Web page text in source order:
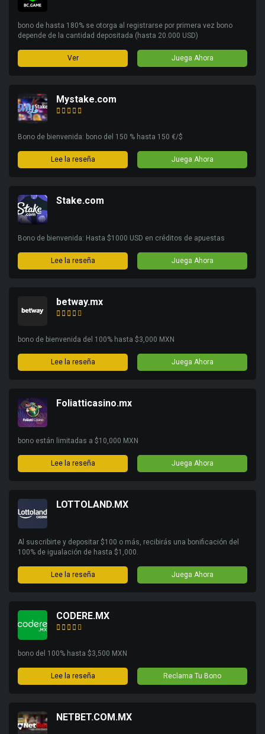
bono de hasta 180% se otorga al registrarse por primera vez bono
depende de la cantidad depositada (hasta 20.000 USD)
Ver Juega Ahora
Mystake.com
Bono de bienvenida: bono del 150 % hasta 150 €/$
Lee la reseña Juega Ahora
Stake.com
Bono de bienvenida: Hasta $1000 USD en créditos de apuestas
Lee la reseña Juega Ahora
betway.mx
bono de bienvenida del 100% hasta $3,000 MXN
Lee la reseña Juega Ahora
Foliatticasino.mx
bono están limitadas a $10,000 MXN
Lee la reseña Juega Ahora
LOTTOLAND.MX
Al suscribirte y depositar $100 o más, recibirás una bonificación del
100% de igualación de hasta $1,000.
Lee la reseña Juega Ahora
CODERE.MX
bono del 100% hasta $3,500 MXN
Lee la reseña Reclama Tu Bono
NETBET.COM.MX